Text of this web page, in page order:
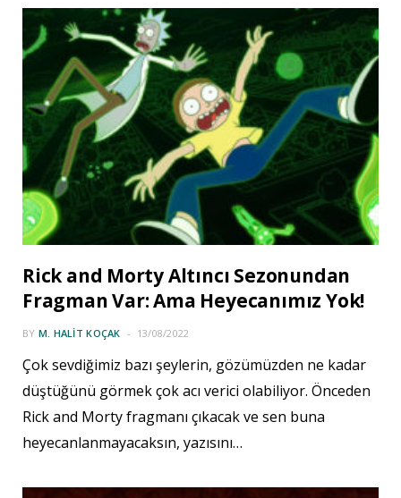
Rick and Morty Altıncı Sezonundan
Fragman Var: Ama Heyecanımız Yok!
BY M. HALIT KOÇAK 13/08/2022
Çok sevdiğimiz bazı şeylerin, gözümüzden ne kadar
düştüğünü görmek çok acı verici olabiliyor. Önceden
Rick and Morty fragmanı çıkacak ve sen buna
heyecanlanmayacaksın, yazısını…